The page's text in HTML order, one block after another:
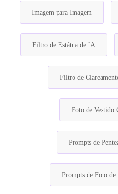
Imagem para Imagem
Filtro de Estátua de IA
Filtro de
Foto de Vestido
Prompts de
Prompts de Foto de